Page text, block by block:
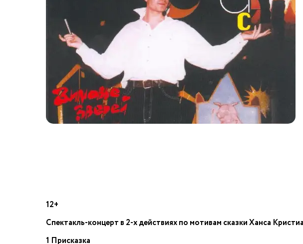
12+
Cпектакль-концерт в 2-х действиях по мотивам сказки Ханса
1 Присказка